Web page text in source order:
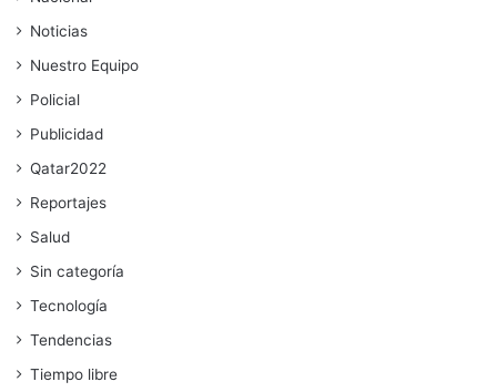
Noticias
Nuestro Equipo
Policial
Publicidad
Qatar2022
Reportajes
Salud
Sin categoría
Tecnología
Tendencias
Tiempo libre